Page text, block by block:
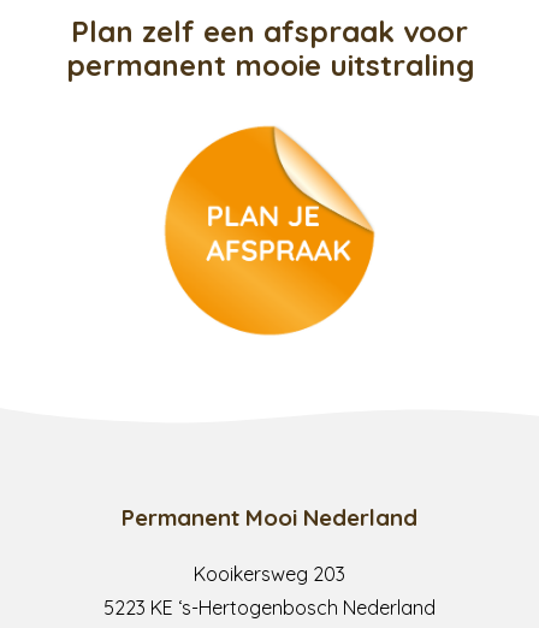
Plan zelf een afspraak voor
permanent mooie uitstraling
Permanent Mooi Nederland
Kooikersweg 203
5223 KE ‘s-Hertogenbosch Nederland